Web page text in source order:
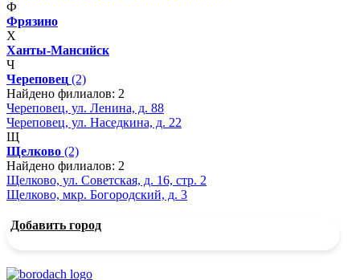
Ф
Фрязино
Х
Ханты-Мансийск
Ч
Череповец (2)
Найдено филиалов: 2
Череповец, ул. Ленина, д. 88
Череповец, ул. Наседкина, д. 22
Щ
Щелково (2)
Найдено филиалов: 2
Щелково, ул. Советская, д. 16, стр. 2
Щелково, мкр. Богородский, д. 3
Добавить город